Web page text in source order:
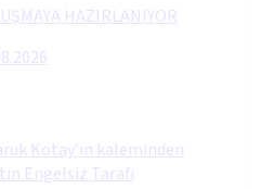
HAZIRLANIYOR
Kotay’ın kaleminden
Engelsiz Tarafı